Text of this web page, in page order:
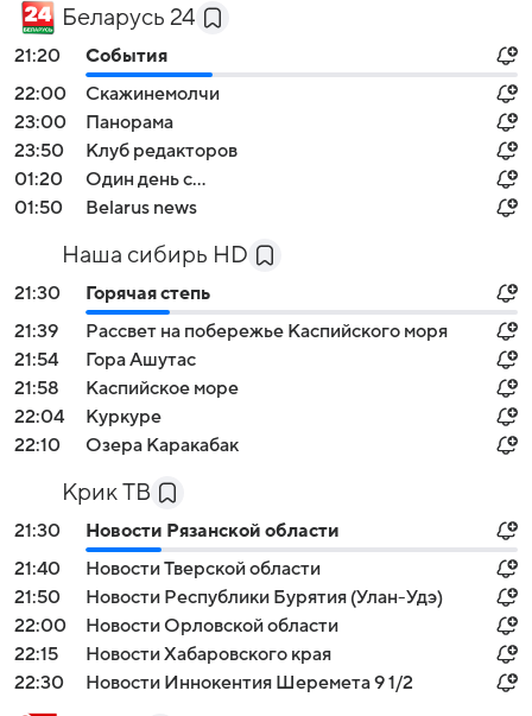
Беларусь 24
21:20
События
22:00
Скажинемолчи
23:00
Панорама
23:50
Клуб редакторов
01:20
Один день с...
01:50
Belarus news
Наша сибирь HD
21:30
Горячая степь
21:39
Рассвет на побережье Каспийского моря
21:54
Гора Ашутас
21:58
Каспийское море
22:04
Куркуре
22:10
Озера Каракабак
Крик ТВ
21:30
Новости Рязанской области
21:40
Новости Тверской области
21:50
Новости Республики Бурятия (Улан-Удэ)
22:00
Новости Орловской области
22:15
Новости Хабаровского края
22:30
Новости Иннокентия Шеремета 9 1/2